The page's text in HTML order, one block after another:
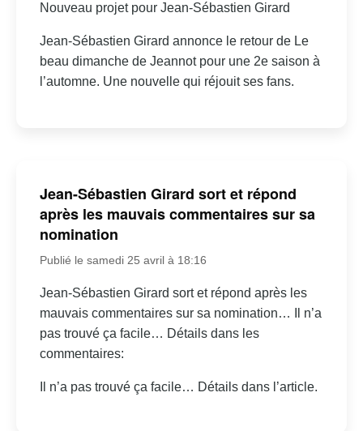
Nouveau projet pour Jean-Sébastien Girard
Jean-Sébastien Girard annonce le retour de Le
beau dimanche de Jeannot pour une 2e saison à
l’automne. Une nouvelle qui réjouit ses fans.
Jean-Sébastien Girard sort et répond
après les mauvais commentaires sur sa
nomination
Publié le samedi 25 avril à 18:16
Jean-Sébastien Girard sort et répond après les
mauvais commentaires sur sa nomination… Il n’a
pas trouvé ça facile… Détails dans les
commentaires:
Il n’a pas trouvé ça facile… Détails dans l’article.